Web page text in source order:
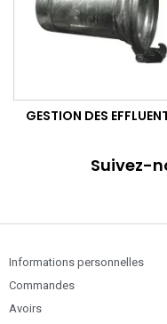
GESTION DES
Suivez-
Informations personnelles
Commandes
Avoirs